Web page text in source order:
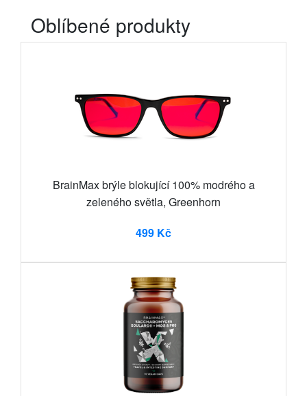
Oblíbené produkty
BrainMax brýle blokující 100% modrého a
zeleného světla, Greenhorn
499 Kč